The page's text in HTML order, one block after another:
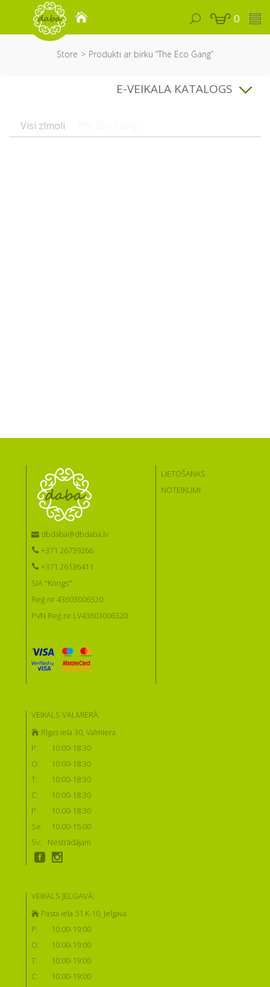
0
Store Produkti ar birku “The Eco Gang”
E-VEIKALA KATALOGS
Visi zīmoli
dbdaba@dbdaba.lv
+371 26739266
+371 26136411
SIA "Kongs"
Reģ.nr 43603006320
PVN Reģ.nr LV43603006320
LIETOŠANAS
NOTEIKUMI
VEIKALS VALMIERĀ:
Rīgas iela 30, Valmiera
P:
10:00-18:30
O:
10:00-18:30
T:
10:00-18:30
C:
10:00-18:30
P:
10:00-18:30
Se:
10:00-15:00
Sv:
Nestrādājam
VEIKALS JELGAVĀ:
Pasta iela 51 K-10, Jelgava
P:
10:00-19:00
O:
10:00-19:00
T:
10:00-19:00
C:
10:00-19:00